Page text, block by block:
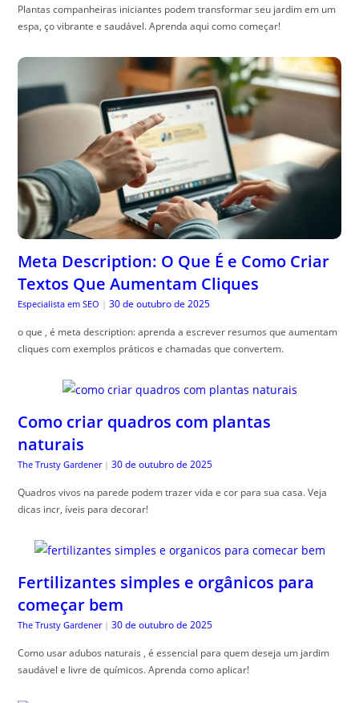
Plantas companheiras iniciantes podem transformar seu jardim em um
espa, ço vibrante e saudável. Aprenda aqui como começar!
Meta Description: O Que É e Como Criar
Textos Que Aumentam Cliques
Especialista em SEO | 30 de outubro de 2025
o que , é meta description: aprenda a escrever resumos que aumentam
cliques com exemplos práticos e chamadas que convertem.
Como criar quadros com plantas
naturais
The Trusty Gardener | 30 de outubro de 2025
Quadros vivos na parede podem trazer vida e cor para sua casa. Veja
dicas incr, íveis para decorar!
Fertilizantes simples e orgânicos para
começar bem
The Trusty Gardener | 30 de outubro de 2025
Como usar adubos naturais , é essencial para quem deseja um jardim
saudável e livre de químicos. Aprenda como aplicar!